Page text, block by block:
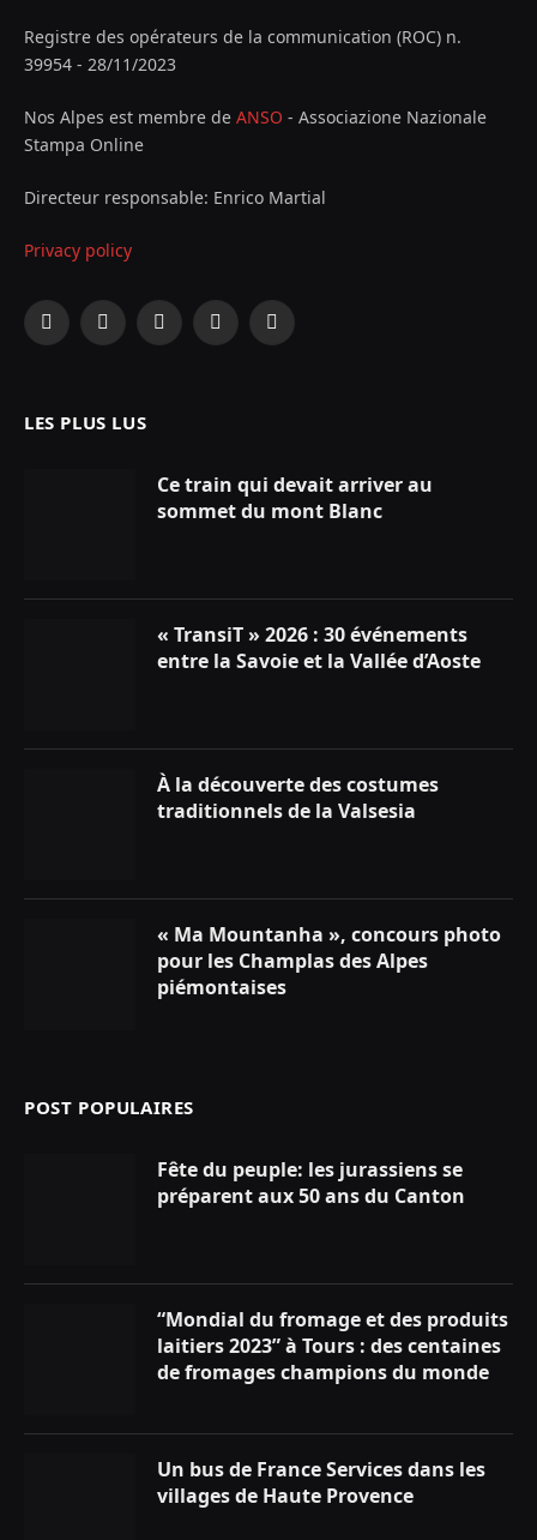
Registre des opérateurs de la communication (ROC) n.
39954 - 28/11/2023
Nos Alpes est membre de ANSO - Associazione Nazionale
Stampa Online
Directeur responsable: Enrico Martial
Privacy policy
Facebook
X
InstagramYouTubeLinkedIn
LES PLUS LUS
Ce train qui devait arriver au
sommet du mont Blanc
« TransiT » 2026 : 30 événements
entre la Savoie et la Vallée d’Aoste
À la découverte des costumes
traditionnels de la Valsesia
« Ma Mountanha », concours photo
pour les Champlas des Alpes
piémontaises
POST POPULAIRES
Fête du peuple: les jurassiens se
préparent aux 50 ans du Canton
“Mondial du fromage et des produits
laitiers 2023” à Tours : des centaines
de fromages champions du monde
Un bus de France Services dans les
villages de Haute Provence